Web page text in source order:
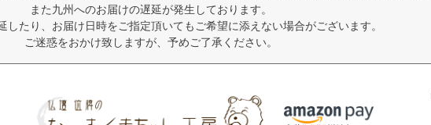
また九州へのお届けの遅延が発生しております。
したり、お届け日時をご指定頂いてもご希望に添えない場合がございます。
ご迷惑をおかけ致しますが、予めご了承ください。